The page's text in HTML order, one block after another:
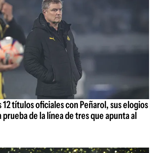
12 títulos oficiales con Peñarol, sus elogios
prueba de la línea de tres que apunta al